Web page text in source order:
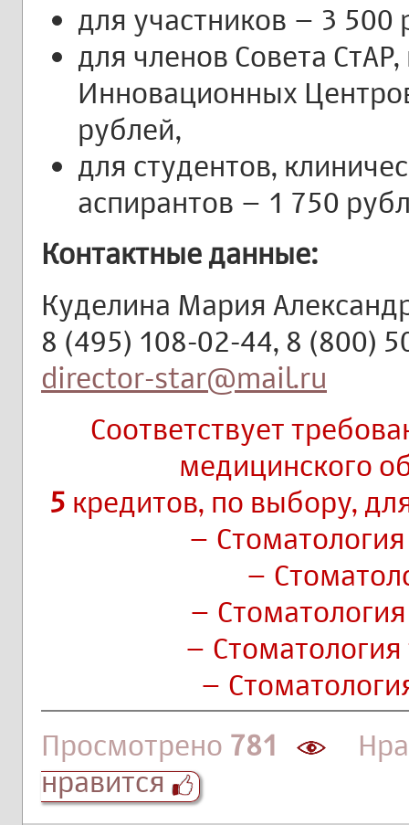
для участников – 3 500
для членов Совета
Инновационных
рублей,
для студентов,
аспирантов – 1 750
Контактные данные:
Куделина Мария
8 (495) 108-02-44, 8 (800)
director-star@mail.ru
Соответствует
медицинского
5 кредитов, по выбору,
–
–
–
– Стоматология
–
Просмотрено 781
нравится